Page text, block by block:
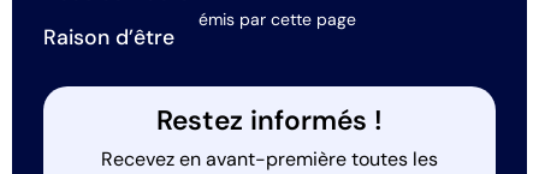
Raison d’être
émis par cette page
Restez informés !
Recevez en avant-première toutes les